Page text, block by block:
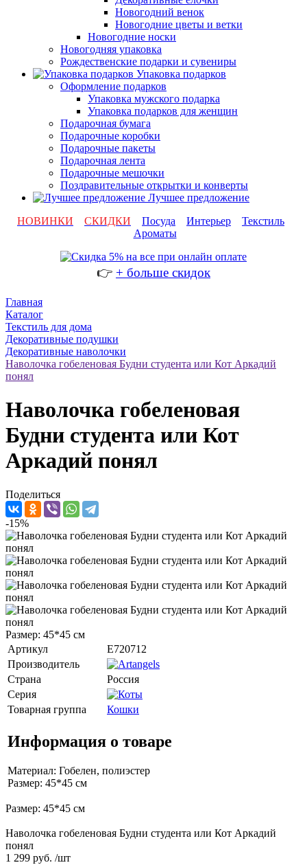
Новогодний венок
Новогодние цветы и ветки
Новогодние носки
Новогодняя упаковка
Рождественские подарки и сувениры
Упаковка подарков
Оформление подарков
Упаковка мужского подарка
Упаковка подарков для женщин
Подарочная бумага
Подарочные коробки
Подарочные пакеты
Подарочная лента
Подарочные мешочки
Поздравительные открытки и конверты
Лучшее предложение
НОВИНКИ
СКИДКИ Посуда Интерьер
Текстиль
Ароматы
👉 + больше скидок
Главная
Каталог
Текстиль для дома
Декоративные подушки
Декоративные наволочки
Наволочка гобеленовая Будни студента или Кот Аркадий
понял
Наволочка гобеленовая
Будни студента или Кот
Аркадий понял
Поделиться
-15%
Размер: 45*45 см
Артикул
E720712
Производитель
Страна
Россия
Серия
Товарная группа
Кошки
Информация о товаре
Материал: Гобелен, полиэстер
Размер: 45*45 см
Размер: 45*45 см
Наволочка гобеленовая Будни студента или Кот Аркадий
понял
1 299 руб. /шт